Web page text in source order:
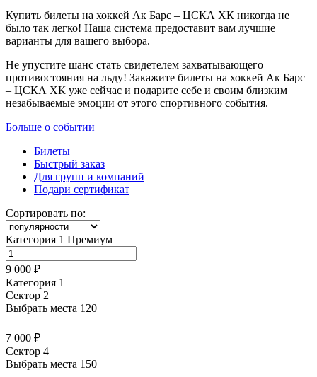
Купить билеты на хоккей Ак Барс – ЦСКА ХК никогда не
было так легко! Наша система предоставит вам лучшие
варианты для вашего выбора.
Не упустите шанс стать свидетелем захватывающего
противостояния на льду! Закажите билеты на хоккей Ак Барс
– ЦСКА ХК уже сейчас и подарите себе и своим близким
незабываемые эмоции от этого спортивного события.
Больше о событии
Билеты
Быстрый заказ
Для групп и компаний
Подари сертификат
Сортировать по:
Категория 1 Премиум
9 000 ₽
Категория 1
Сектор 2
Выбрать места 120
7 000 ₽
Сектор 4
Выбрать места 150